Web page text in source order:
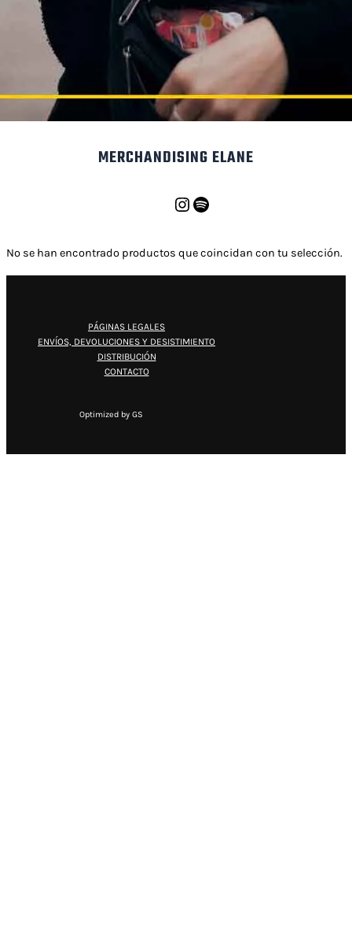
MERCHANDISING ELANE
Instagram
No se han encontrado productos que coincidan con tu selección.
PÁGINAS LEGALES
ENVÍOS, DEVOLUCIONES Y DESISTIMIENTO
DISTRIBUCIÓN
CONTACTO
Optimized by GS